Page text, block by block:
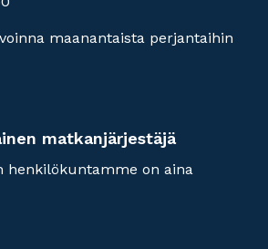
maanantaista perjantaihin
matkanjärjestäjä
henkilökuntamme on aina